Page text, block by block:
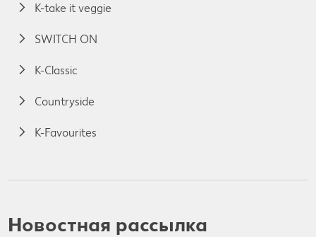
K-take it veggie
SWITCH ON
K-Classic
Countryside
K-Favourites
Новостная рассылка